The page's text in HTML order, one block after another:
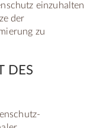
einzuhalten
der
zu
DES